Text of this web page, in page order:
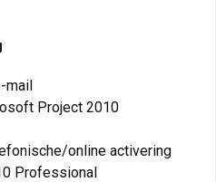
mail
Project 2010
online activering
Professional